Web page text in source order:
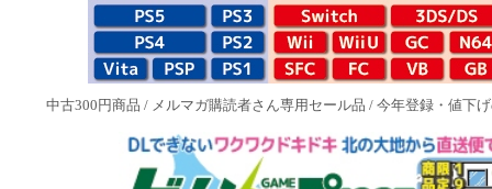
中古300円商品 / メルマガ購読者さん専用セール品 / 今年登録・値下